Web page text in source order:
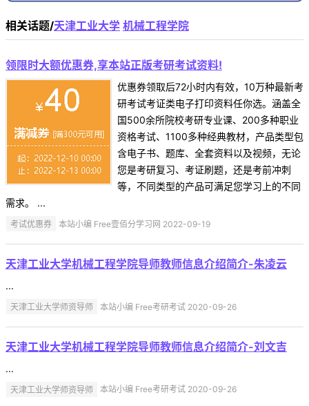
相关话题/天津工业大学 机械工程学院
领限时大额优惠券,享本站正版考研考试资料!
优惠券领取后72小时内有效，10万种最新考
研考试考证类电子打印资料任你选。涵盖全
国500余所院校考研专业课、200多种职业
资格考试、1100多种经典教材，产品类型包
含电子书、题库、全套资料以及视频，无论
您是考研复习、考证刷题，还是考前冲刺
等，不同类型的产品可满足您学习上的不同
需求。 ...
考试优惠券 本站小编 Free壹佰分学习网 2022-09-19
天津工业大学机械工程学院导师教师信息介绍简介-朱凌云
...
天津工业大学师资导师 本站小编 Free考研考试 2020-09-26
天津工业大学机械工程学院导师教师信息介绍简介-刘文吉
...
天津工业大学师资导师 本站小编 Free考研考试 2020-09-26